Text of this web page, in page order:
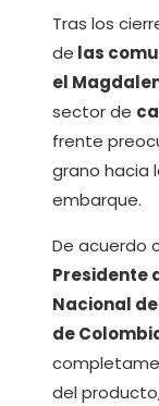
Tras los
de las
el
sector de
frente
grano hacia
embarque.
De acuerdo
Presidente
Nacional
de
del